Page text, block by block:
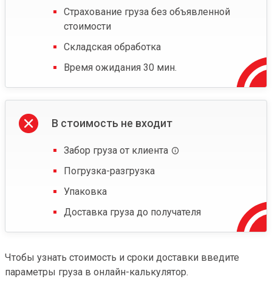
Страхование груза без объявленной
стоимости
Складская обработка
Время ожидания 30 мин.
В стоимость не входит
Забор груза от клиента
Погрузка-разгрузка
Упаковка
Доставка груза до получателя
Чтобы узнать стоимость и сроки доставки введите
параметры груза в онлайн-калькулятор.